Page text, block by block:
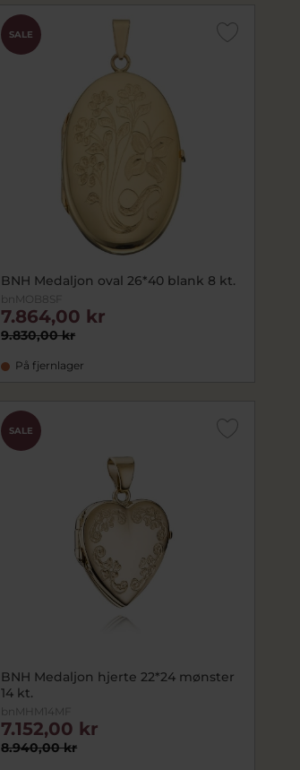
SALE
BNH Medaljon oval 26*40 blank 8 kt.
bnMOB8SF
9.830,00 kr
7.864,00 kr
På fjernlager
SALE
BNH Medaljon hjerte 22*24 mønster
14 kt.
bnMHM14MF
8.940,00 kr
7.152,00 kr